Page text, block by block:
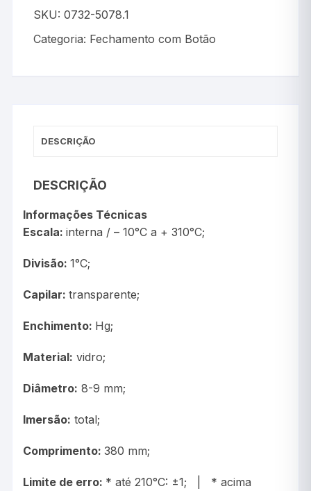
SKU:0732-5078.1
Categoria: Fechamento com Botão
DESCRIÇÃO
DESCRIÇÃO
Informações Técnicas
Escala:interna / – 10°C a + 310°C;
Divisão:1°C;
Capilar:transparente;
Enchimento: Hg;
Material: vidro;
Diâmetro: 8-9 mm;
Imersão: total;
Comprimento:380 mm;
Limite de erro: * até 210°C: ±1; | * acima